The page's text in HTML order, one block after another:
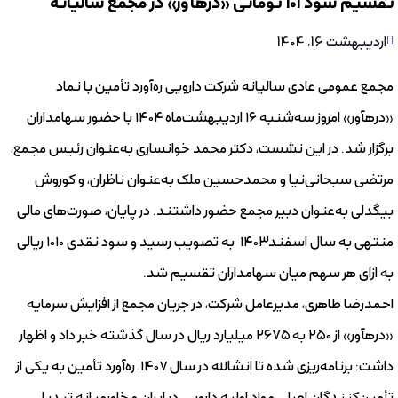
اردیبهشت 16, 1404
مجمع عمومی عادی سالیانه شرکت دارویی ره‌آورد تأمین با نماد
«درهآور» امروز سه‌شنبه ۱۶ اردیبهشت‌ماه ۱۴۰۴ با حضور سهامداران
برگزار شد. در این نشست، دکتر محمد خوانساری به‌عنوان رئیس مجمع،
مرتضی سبحانی‌نیا و محمدحسین ملک به‌عنوان ناظران، و کوروش
بیگدلی به‌عنوان دبیر مجمع حضور داشتند. در پایان، صورت‌های مالی
منتهی به سال اسفند۱۴۰۳ به تصویب رسید و سود نقدی ۱۰۱۰ ریالی
به ازای هر سهم میان سهامداران تقسیم شد.
احمدرضا طاهری، مدیرعامل شرکت، در جریان مجمع از افزایش سرمایه
«درهآور» از ۲۵۰ به ۲۶۷۵ میلیارد ریال در سال گذشته خبر داد و اظهار
داشت: برنامه‌ریزی شده تا انشالله در سال ۱۴۰۷، ره‌آورد تأمین به یکی از